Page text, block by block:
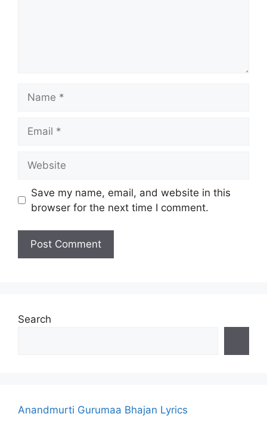
Save my name, email, and website in this
browser for the next time I comment.
Search
Anandmurti Gurumaa Bhajan Lyrics